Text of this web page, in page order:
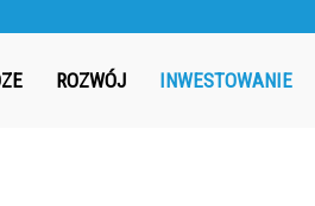
ROZWÓJ INWESTOWANIE